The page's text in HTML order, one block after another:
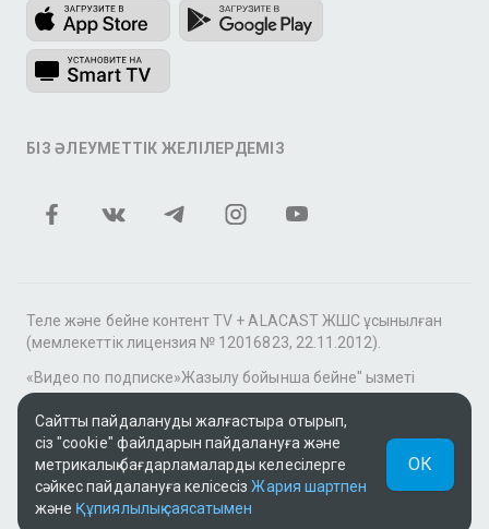
БІЗ ӘЛЕУМЕТТІК ЖЕЛІЛЕРДЕМІЗ
Теле және бейне контент TV + ALACAST ЖШС ұсынылған
(мемлекеттік лицензия № 12016823, 22.11.2012).
«Видео по подписке»Жазылу бойынша бейне" қызметі
аясында tv+» фильмдер мен сериалдар топтамасы үшін
контентті MEGOGO онлайн-кинотеатры ұсынады.
Қолдау: tvplus@telecom.kz
v3.9.15 | SSR
UUID: 388bd45f-a720-4daa-a28b-6f801ba3881f
Сайтты пайдалануды жалғастыра отырып,
сіз "cookie" файлдарын пайдалануға және
метрикалық бағдарламаларды келесілерге
сәйкес пайдалануға келісесізЖария шартпен
және Құпиялылық саясатымен
ОК